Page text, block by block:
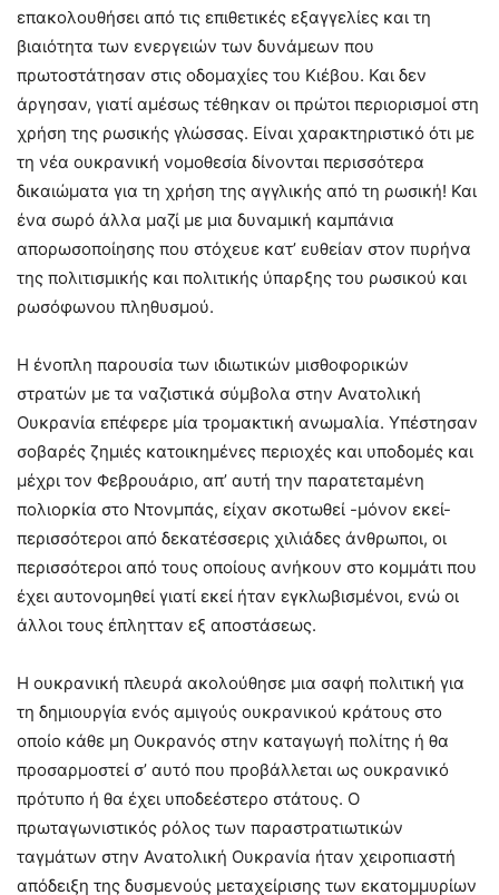
επακολουθήσει από τις επιθετικές εξαγγελίες και τη
βιαιότητα των ενεργειών των δυνάμεων που
πρωτοστάτησαν στις οδομαχίες του Κιέβου. Και δεν
άργησαν, γιατί αμέσως τέθηκαν οι πρώτοι περιορισμοί στη
χρήση της ρωσικής γλώσσας. Είναι χαρακτηριστικό ότι με
τη νέα ουκρανική νομοθεσία δίνονται περισσότερα
δικαιώματα για τη χρήση της αγγλικής από τη ρωσική! Και
ένα σωρό άλλα μαζί με μια δυναμική καμπάνια
απορωσοποίησης που στόχευε κατ’ ευθείαν στον πυρήνα
της πολιτισμικής και πολιτικής ύπαρξης του ρωσικού και
ρωσόφωνου πληθυσμού.
Η ένοπλη παρουσία των ιδιωτικών μισθοφορικών
στρατών με τα ναζιστικά σύμβολα στην Ανατολική
Ουκρανία επέφερε μία τρομακτική ανωμαλία. Υπέστησαν
σοβαρές ζημιές κατοικημένες περιοχές και υποδομές και
μέχρι τον Φεβρουάριο, απ’ αυτή την παρατεταμένη
πολιορκία στο Ντονμπάς, είχαν σκοτωθεί -μόνον εκεί-
περισσότεροι από δεκατέσσερις χιλιάδες άνθρωποι, οι
περισσότεροι από τους οποίους ανήκουν στο κομμάτι που
έχει αυτονομηθεί γιατί εκεί ήταν εγκλωβισμένοι, ενώ οι
άλλοι τους έπλητταν εξ αποστάσεως.
Η ουκρανική πλευρά ακολούθησε μια σαφή πολιτική για
τη δημιουργία ενός αμιγούς ουκρανικού κράτους στο
οποίο κάθε μη Ουκρανός στην καταγωγή πολίτης ή θα
προσαρμοστεί σ’ αυτό που προβάλλεται ως ουκρανικό
πρότυπο ή θα έχει υποδεέστερο στάτους. Ο
πρωταγωνιστικός ρόλος των παραστρατιωτικών
ταγμάτων στην Ανατολική Ουκρανία ήταν χειροπιαστή
απόδειξη της δυσμενούς μεταχείρισης των εκατομμυρίων